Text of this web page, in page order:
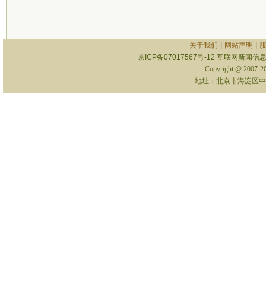
关于我们 网站声明
京ICP备07017567号-12 互联网新闻信
Copyright @ 2007-
地址：北京市海淀区